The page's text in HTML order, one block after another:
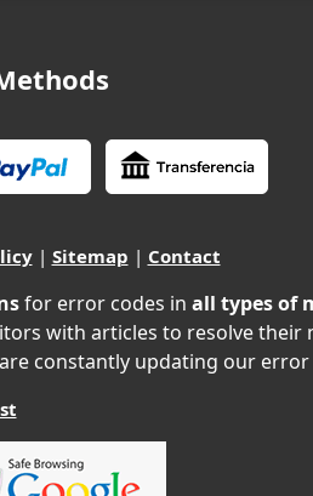
| Sitemap | Contact
for error codes in all types of
with articles to resolve their
constantly updating our